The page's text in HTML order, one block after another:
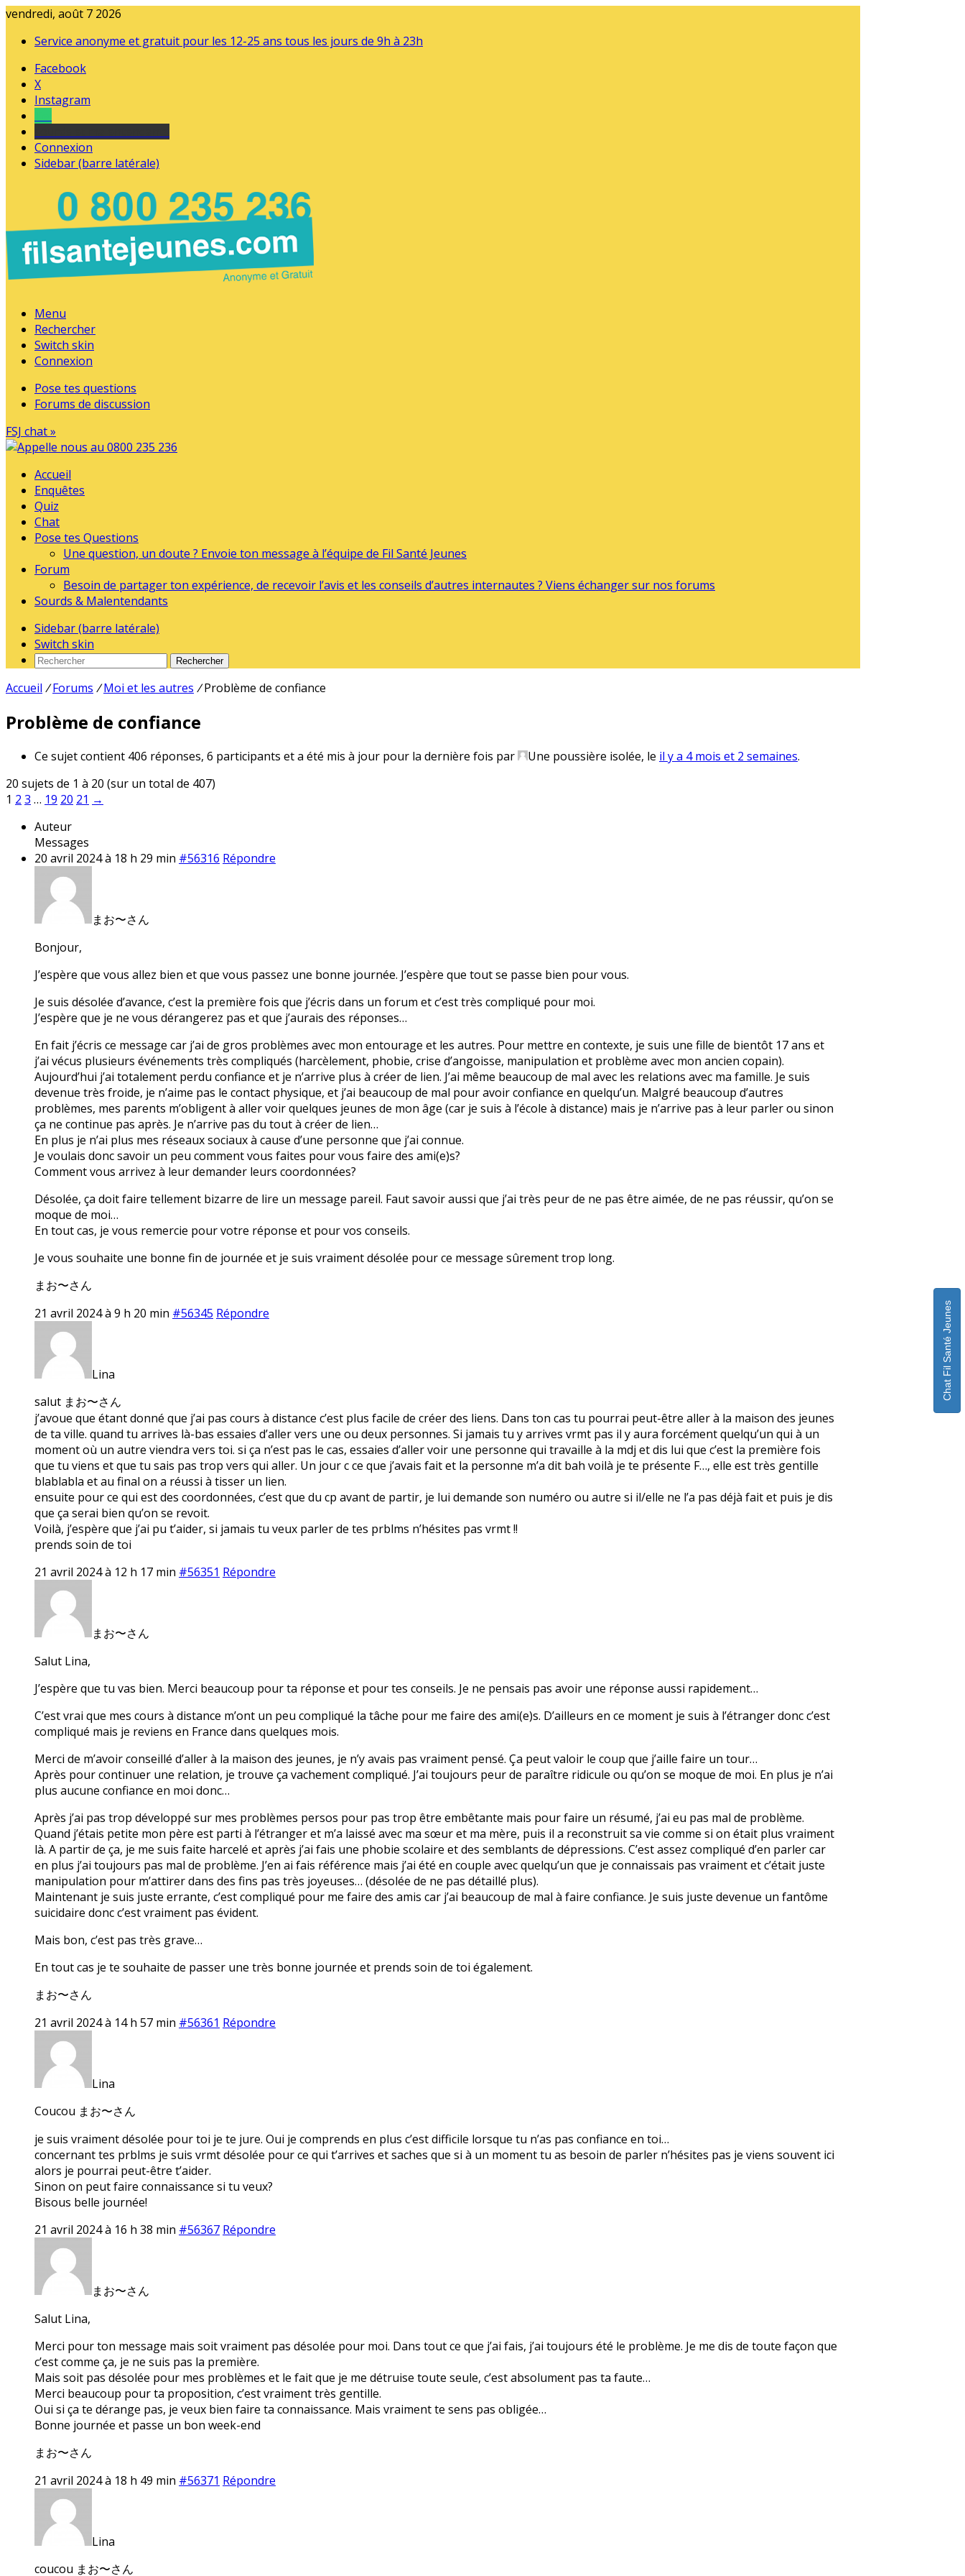
vendredi, août 7 2026
Service anonyme et gratuit pour les 12-25 ans tous les jours de 9h à 23h
Facebook
X
Instagram
Connexion
Sidebar (barre latérale)
Menu
Rechercher
Switch skin
Connexion
Pose tes questions
Forums de discussion
FSJ chat »
Accueil
Enquêtes
Quiz
Chat
Pose tes Questions
Une question, un doute ? Envoie ton message à l’équipe de Fil Santé Jeunes
Forum
Besoin de partager ton expérience, de recevoir l’avis et les conseils d’autres internautes ? Viens échanger sur nos forums
Sourds & Malentendants
Sidebar (barre latérale)
Switch skin
Rechercher
Accueil / Forums / Moi et les autres / Problème de confiance
Problème de confiance
Ce sujet contient 406 réponses, 6 participants et a été mis à jour pour la dernière fois par Une poussière isolée, le il y a 4 mois et 2 semaines.
20 sujets de 1 à 20 (sur un total de 407)
1 2 3 … 19 20 21 →
Auteur
Messages
20 avril 2024 à 18 h 29 min #56316 Répondre
まお〜さん
Bonjour,
J’espère que vous allez bien et que vous passez une bonne journée. J’espère que tout se passe bien pour vous.
Je suis désolée d’avance, c’est la première fois que j’écris dans un forum et c’est très compliqué pour moi.
J’espère que je ne vous dérangerez pas et que j’aurais des réponses…
En fait j’écris ce message car j’ai de gros problèmes avec mon entourage et les autres. Pour mettre en contexte, je suis une fille de bientôt 17 ans et
j’ai vécus plusieurs événements très compliqués (harcèlement, phobie, crise d’angoisse, manipulation et problème avec mon ancien copain).
Aujourd’hui j’ai totalement perdu confiance et je n’arrive plus à créer de lien. J’ai même beaucoup de mal avec les relations avec ma famille. Je suis
devenue très froide, je n’aime pas le contact physique, et j’ai beaucoup de mal pour avoir confiance en quelqu’un. Malgré beaucoup d’autres
problèmes, mes parents m’obligent à aller voir quelques jeunes de mon âge (car je suis à l’école à distance) mais je n’arrive pas à leur parler ou sinon
ça ne continue pas après. Je n’arrive pas du tout à créer de lien…
En plus je n’ai plus mes réseaux sociaux à cause d’une personne que j’ai connue.
Je voulais donc savoir un peu comment vous faites pour vous faire des ami(e)s?
Comment vous arrivez à leur demander leurs coordonnées?
Désolée, ça doit faire tellement bizarre de lire un message pareil. Faut savoir aussi que j’ai très peur de ne pas être aimée, de ne pas réussir, qu’on se
moque de moi…
En tout cas, je vous remercie pour votre réponse et pour vos conseils.
Je vous souhaite une bonne fin de journée et je suis vraiment désolée pour ce message sûrement trop long.
まお〜さん
21 avril 2024 à 9 h 20 min #56345 Répondre
Lina
salut まお〜さん
j’avoue que étant donné que j’ai pas cours à distance c’est plus facile de créer des liens. Dans ton cas tu pourrai peut-être aller à la maison des jeunes
de ta ville. quand tu arrives là-bas essaies d’aller vers une ou deux personnes. Si jamais tu y arrives vrmt pas il y aura forcément quelqu’un qui à un
moment où un autre viendra vers toi. si ça n’est pas le cas, essaies d’aller voir une personne qui travaille à la mdj et dis lui que c’est la première fois
que tu viens et que tu sais pas trop vers qui aller. Un jour c ce que j’avais fait et la personne m’a dit bah voilà je te présente F…, elle est très gentille
blablabla et au final on a réussi à tisser un lien.
ensuite pour ce qui est des coordonnées, c’est que du cp avant de partir, je lui demande son numéro ou autre si il/elle ne l’a pas déjà fait et puis je dis
que ça serai bien qu’on se revoit.
Voilà, j’espère que j’ai pu t’aider, si jamais tu veux parler de tes prblms n’hésites pas vrmt !!
prends soin de toi
21 avril 2024 à 12 h 17 min #56351 Répondre
まお〜さん
Salut Lina,
J’espère que tu vas bien. Merci beaucoup pour ta réponse et pour tes conseils. Je ne pensais pas avoir une réponse aussi rapidement…
C’est vrai que mes cours à distance m’ont un peu compliqué la tâche pour me faire des ami(e)s. D’ailleurs en ce moment je suis à l’étranger donc c’est
compliqué mais je reviens en France dans quelques mois.
Merci de m’avoir conseillé d’aller à la maison des jeunes, je n’y avais pas vraiment pensé. Ça peut valoir le coup que j’aille faire un tour…
Après pour continuer une relation, je trouve ça vachement compliqué. J’ai toujours peur de paraître ridicule ou qu’on se moque de moi. En plus je n’ai
plus aucune confiance en moi donc…
Après j’ai pas trop développé sur mes problèmes persos pour pas trop être embêtante mais pour faire un résumé, j’ai eu pas mal de problème.
Quand j’étais petite mon père est parti à l’étranger et m’a laissé avec ma sœur et ma mère, puis il a reconstruit sa vie comme si on était plus vraiment
là. A partir de ça, je me suis faite harcelé et après j’ai fais une phobie scolaire et des semblants de dépressions. C’est assez compliqué d’en parler car
en plus j’ai toujours pas mal de problème. J’en ai fais référence mais j’ai été en couple avec quelqu’un que je connaissais pas vraiment et c’était juste
manipulation pour m’attirer dans des fins pas très joyeuses… (désolée de ne pas détaillé plus).
Maintenant je suis juste errante, c’est compliqué pour me faire des amis car j’ai beaucoup de mal à faire confiance. Je suis juste devenue un fantôme
suicidaire donc c’est vraiment pas évident.
Mais bon, c’est pas très grave…
En tout cas je te souhaite de passer une très bonne journée et prends soin de toi également.
まお〜さん
21 avril 2024 à 14 h 57 min #56361 Répondre
Lina
Coucou まお〜さん
je suis vraiment désolée pour toi je te jure. Oui je comprends en plus c’est difficile lorsque tu n’as pas confiance en toi…
concernant tes prblms je suis vrmt désolée pour ce qui t’arrives et saches que si à un moment tu as besoin de parler n’hésites pas je viens souvent ici
alors je pourrai peut-être t’aider.
Sinon on peut faire connaissance si tu veux?
Bisous belle journée!
21 avril 2024 à 16 h 38 min #56367 Répondre
まお〜さん
Salut Lina,
Merci pour ton message mais soit vraiment pas désolée pour moi. Dans tout ce que j’ai fais, j’ai toujours été le problème. Je me dis de toute façon que
c’est comme ça, je ne suis pas la première.
Mais soit pas désolée pour mes problèmes et le fait que je me détruise toute seule, c’est absolument pas ta faute…
Merci beaucoup pour ta proposition, c’est vraiment très gentille.
Oui si ça te dérange pas, je veux bien faire ta connaissance. Mais vraiment te sens pas obligée…
Bonne journée et passe un bon week-end
まお〜さん
21 avril 2024 à 18 h 49 min #56371 Répondre
Lina
coucou まお〜さん
Chat Fil Santé Jeunes